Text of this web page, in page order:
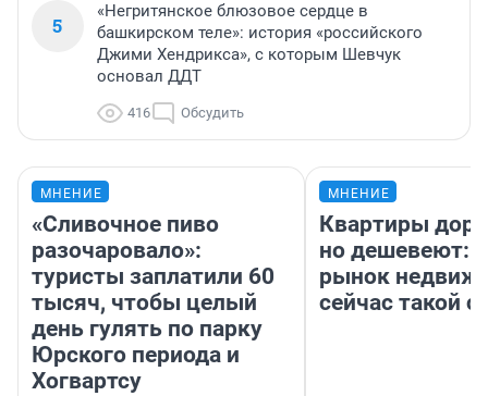
5
«Негритянское блюзовое сердце в
башкирском теле»: история «российского
Джими Хендрикса», с которым Шевчук
основал ДДТ
416 Обсудить
МНЕНИЕ
«Сливочное пиво
разочаровало»:
туристы заплатили 60
тысяч, чтобы целый
день гулять по парку
Юрского периода и
Хогвартсу
МНЕНИЕ
Квартиры
но дешевеют:
рынок
сейчас такой